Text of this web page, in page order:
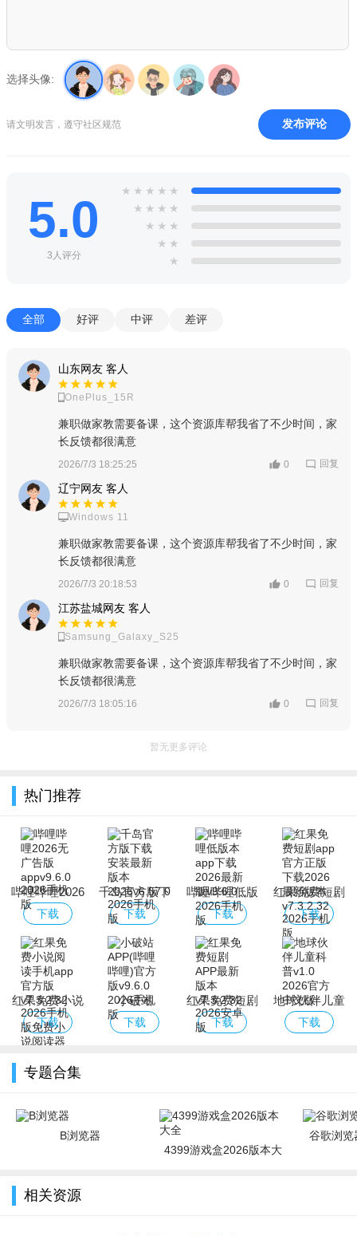
选择头像:
请文明发言，遵守社区规范 发布评论
5.0
3人评分
★ ★ ★ ★ ★
★ ★ ★ ★
★ ★ ★
★ ★
★
全部 好评 中评 差评
山东网友 客人
OnePlus_15R
兼职做家教需要备课，这个资源库帮我省了不少时间，家
长反馈都很满意
2026/7/3 18:25:25 0 回复
辽宁网友 客人
Windows 11
兼职做家教需要备课，这个资源库帮我省了不少时间，家
长反馈都很满意
2026/7/3 20:18:53 0 回复
江苏盐城网友 客人
Samsung_Galaxy_S25
兼职做家教需要备课，这个资源库帮我省了不少时间，家
长反馈都很满意
2026/7/3 18:05:16 0 回复
暂无更多评论
热门推荐
哔哩哔哩2026
无广告版app
下载
千岛官方版下
载安装最新版
本2026
下载
哔哩哔哩低版
本app下载
2026最新版
下载
红果免费短剧
app官方正版
下载2026最新
版本
下载
红果免费小说
阅读手机app
官方版
下载
小破站
APP(哔哩哔
下载
红果免费短剧
APP最新版本
下载
地球伙伴儿童
科普
下载
专题合集
B浏览器
4399游戏盒2026版本大
谷歌浏览
相关资源